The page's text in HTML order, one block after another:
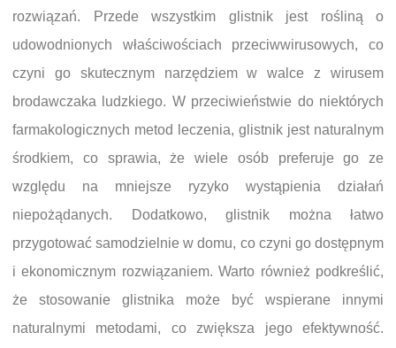
rozwiązań. Przede wszystkim glistnik jest rośliną o
udowodnionych właściwościach przeciwwirusowych, co
czyni go skutecznym narzędziem w walce z wirusem
brodawczaka ludzkiego. W przeciwieństwie do niektórych
farmakologicznych metod leczenia, glistnik jest naturalnym
środkiem, co sprawia, że wiele osób preferuje go ze
względu na mniejsze ryzyko wystąpienia działań
niepożądanych. Dodatkowo, glistnik można łatwo
przygotować samodzielnie w domu, co czyni go dostępnym
i ekonomicznym rozwiązaniem. Warto również podkreślić,
że stosowanie glistnika może być wspierane innymi
naturalnymi metodami, co zwiększa jego efektywność.